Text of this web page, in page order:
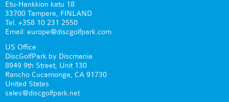
Etu-Hankkion katu 18
33700 Tampere, FINLAND
Tel. +358 10 231 2550
Email: europe@discgolfpark.com
US Office
DiscGolfPark by Discmania
8949 9th Street, Unit 130
Rancho Cucamonga, CA 91730
United States
sales@discgolfpark.net